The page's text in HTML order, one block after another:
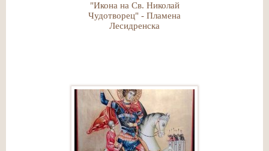
"Икона на Св. Николай
Чудотворец" - Пламена
Лесидренска